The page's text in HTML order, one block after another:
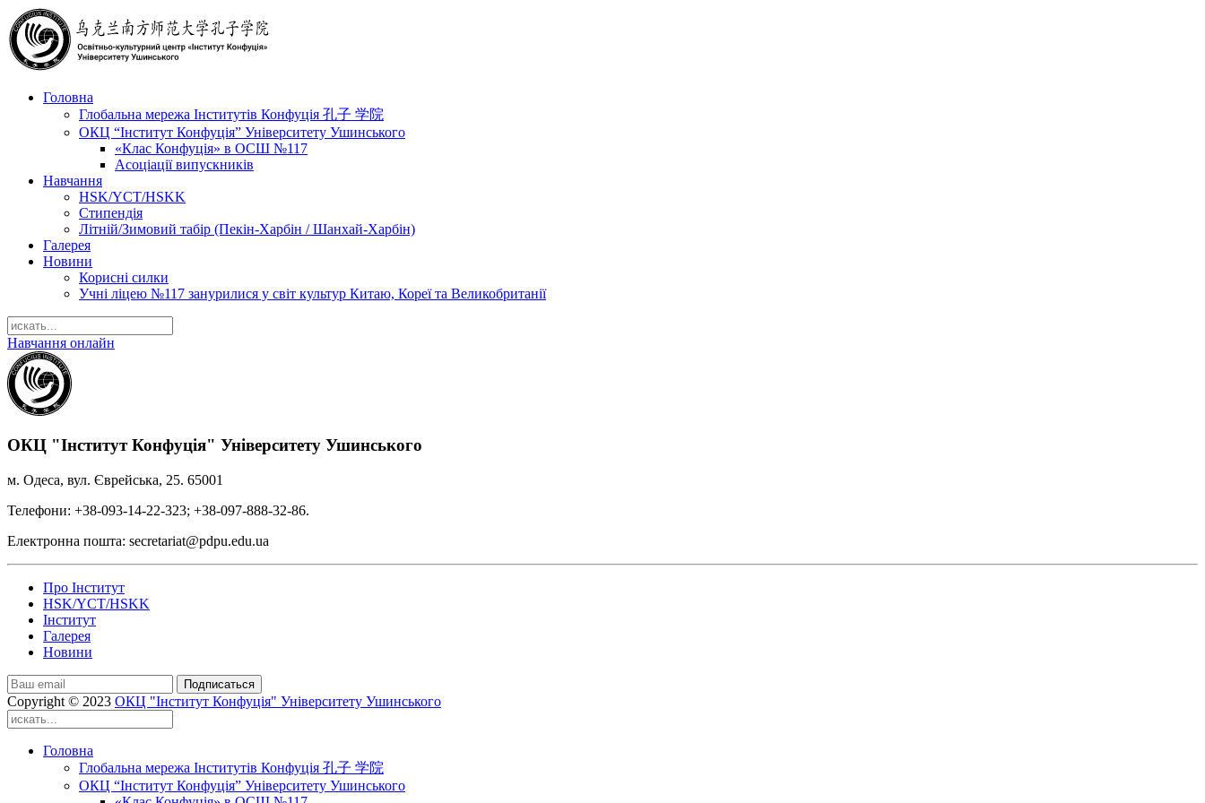
Головна
Глобальна мережа Інститутів Конфуція 孔子 学院
ОКЦ “Інститут Конфуція” Університету Ушинського
«Клас Конфуція» в ОСШ №117
Асоціації випускників
Навчання
HSK/YCT/HSKK
Стипендія
Літній/Зимовий табір (Пекін-Харбін / Шанхай-Харбін)
Галерея
Новини
Корисні силки
Учні ліцею №117 занурилися у світ культур Китаю, Кореї та Великобританії
Навчання онлайн
ОКЦ "Інститут Конфуція" Університету Ушинського
м. Одеса, вул. Єврейська, 25. 65001
Телефони: +38-093-14-22-323; +38-097-888-32-86.
Електронна пошта: secretariat@pdpu.edu.ua
Про Інститут
HSK/YCT/HSKK
Інститут
Галерея
Новини
Подписаться
Copyright © 2023 ОКЦ "Інститут Конфуція" Університету Ушинського
Головна
Глобальна мережа Інститутів Конфуція 孔子 学院
ОКЦ “Інститут Конфуція” Університету Ушинського